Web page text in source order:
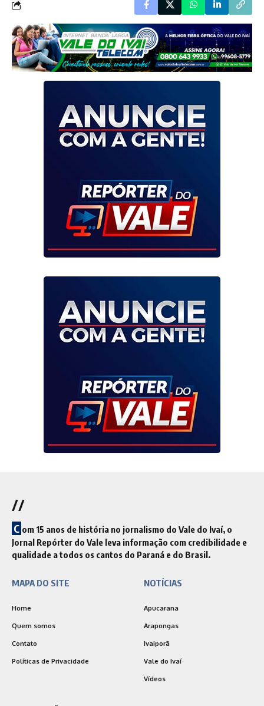
//
C om 15 anos de história no jornalismo do Vale do Ivaí, o
Jornal Repórter do Vale leva informação com credibilidade e
qualidade a todos os cantos do Paraná e do Brasil.
MAPA DO SITE
Home
Quem somos
Contato
Políticas de Privacidade
NOTÍCIAS
Apucarana
Arapongas
Ivaiporã
Vale do Ivaí
Vídeos